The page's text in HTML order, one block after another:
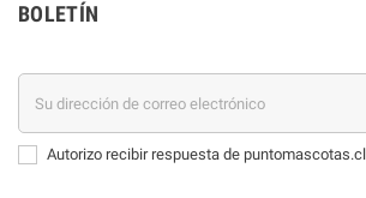
BOLETÍN
Autorizo recibir respuesta de puntomascotas.cl